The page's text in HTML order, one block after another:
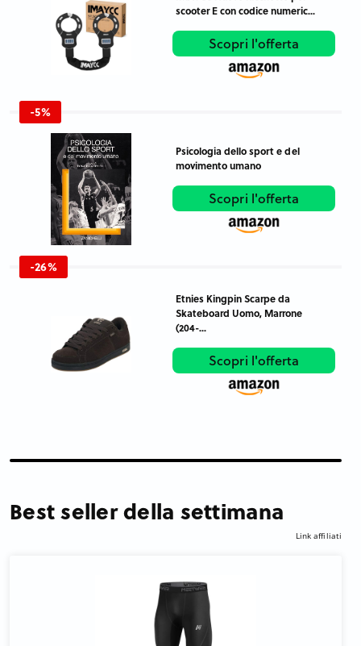
scooter E con codice numeric...
Scopri l'offerta
-5%
Psicologia dello sport e del
movimento umano
Scopri l'offerta
-26%
Etnies Kingpin Scarpe da
Skateboard Uomo, Marrone
(204-...
Scopri l'offerta
Best seller della settimana
Link affiliati